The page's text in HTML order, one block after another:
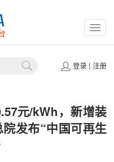
登录| 注册
元/kWh，新增装
发布“中国可再生